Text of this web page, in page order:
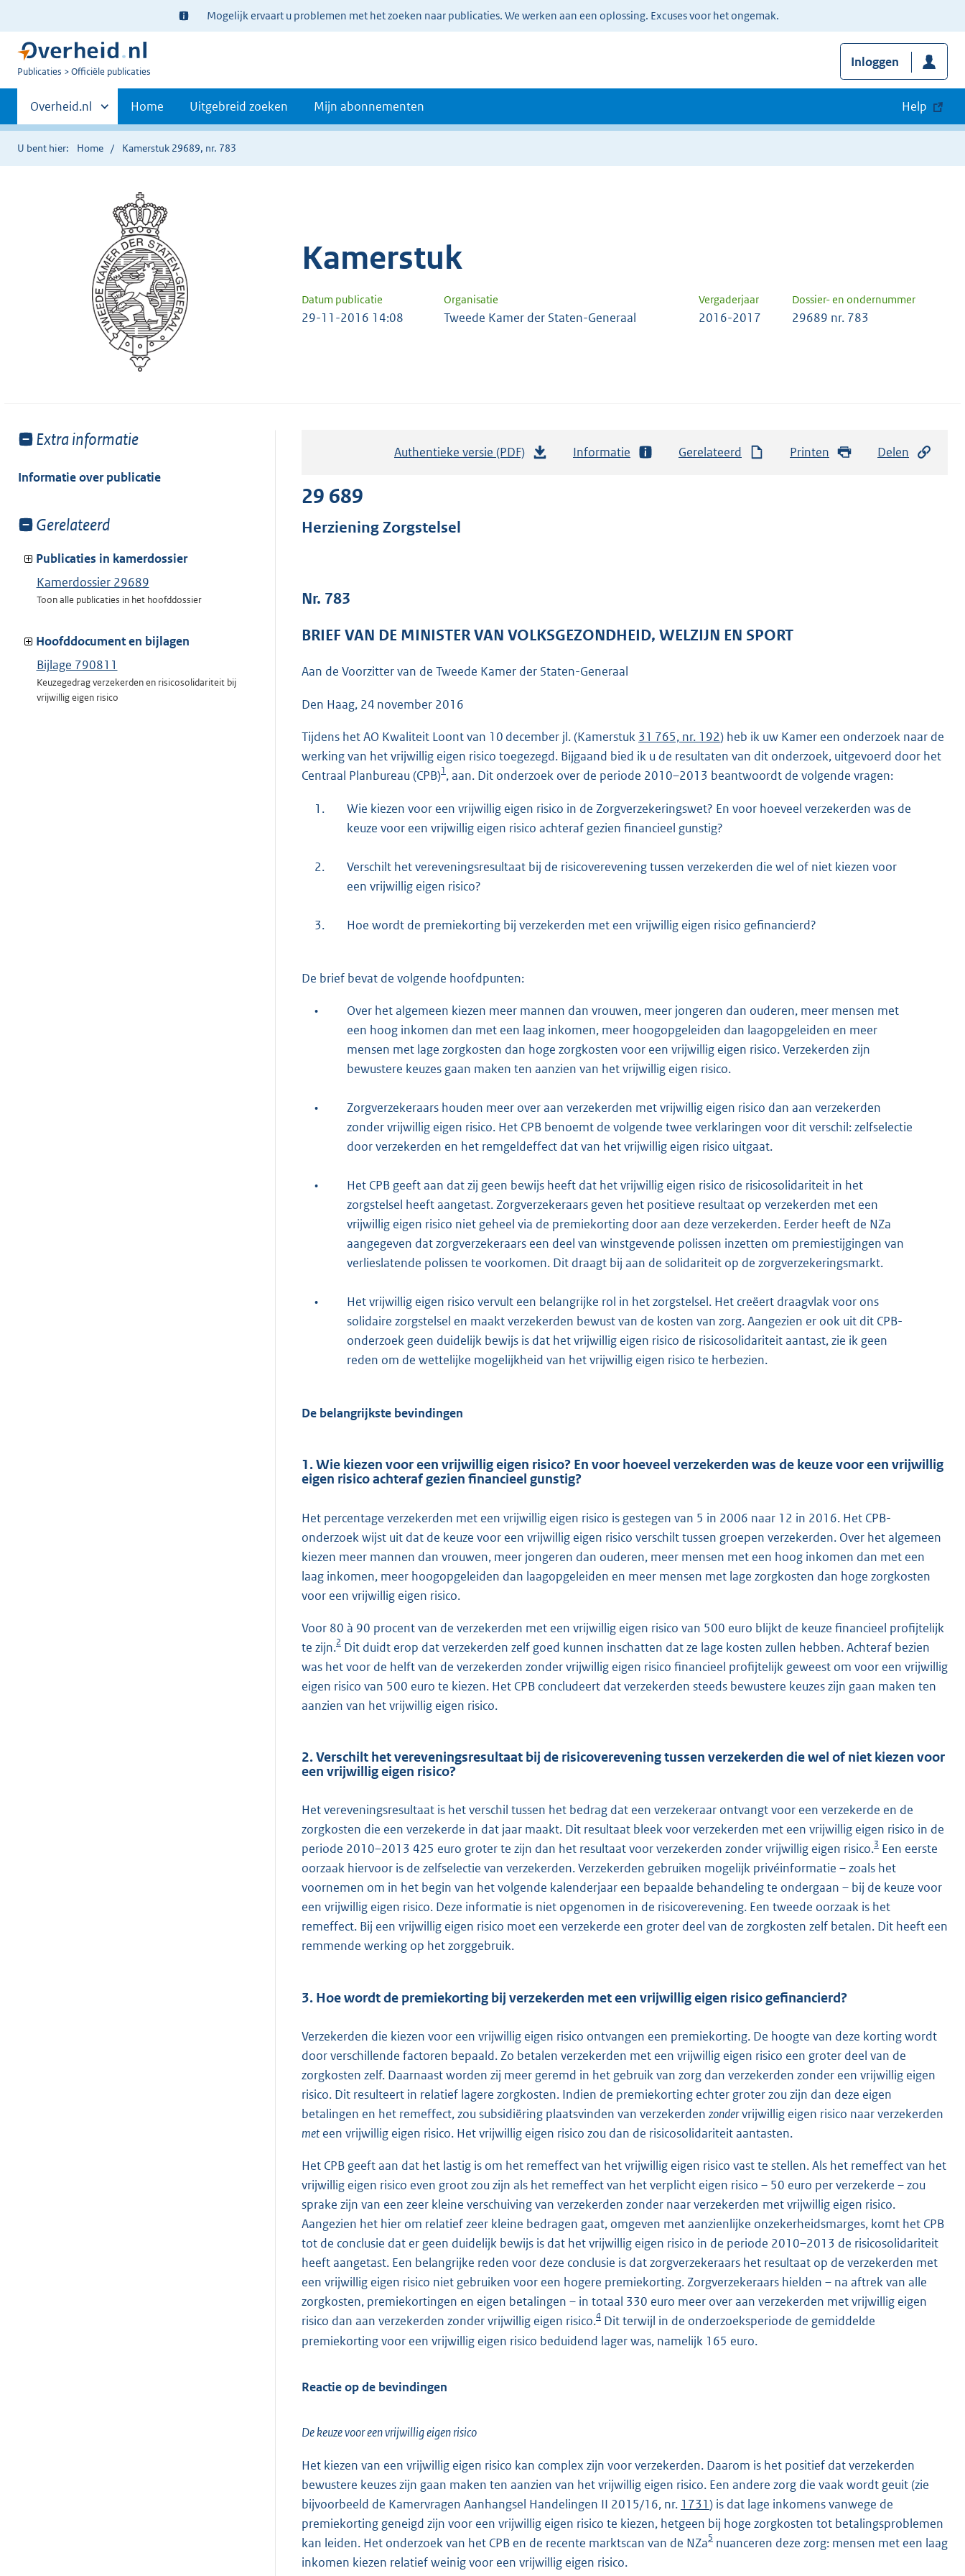
Ter
informatie:
Mogelijk ervaart u problemen met het zoeken naar publicaties. We werken aan een oplossing. Excuses voor het ongemak.
U
Publicaties Officiële publicaties
Inloggen
Primaire
navigatie
Andere
sites
binnen
Overheid.nl Home Uitgebreid zoeken Mijn abonnementen Help
U bent hier: Home Kamerstuk 29689, nr. 783
Kamerstuk
Datum publicatie Organisatie Vergaderjaar Dossier- en ondernummer
29-11-2016 14:08 Tweede Kamer der Staten-Generaal 2016-2017 29689 nr. 783
Toon
van:
Extra informatie
Informatie over publicatie
Toon
van:
Gerelateerd
Publicaties in kamerdossier
Kamerdossier 29689
Toon alle publicaties in het hoofddossier
Hoofddocument en bijlagen
Bijlage 790811
Keuzegedrag verzekerden en risicosolidariteit bij
vrijwillig eigen risico
Authentieke versie (PDF)
r
o
:
5
1
Informatie Gerelateerd Printen Delen
29 689
Herziening Zorgstelsel
Nr. 783
BRIEF VAN DE MINISTER VAN VOLKSGEZONDHEID, WELZIJN EN SPORT
Aan de Voorzitter van de Tweede Kamer der Staten-Generaal
Den Haag, 24 november 2016
Tijdens het AO Kwaliteit Loont van 10 december jl. (Kamerstuk 31 765, nr. 192) heb ik uw Kamer een onderzoek naar de
werking van het vrijwillig eigen risico toegezegd. Bijgaand bied ik u de resultaten van dit onderzoek, uitgevoerd door het
Centraal Planbureau (CPB)1, aan. Dit onderzoek over de periode 2010–2013 beantwoordt de volgende vragen:
1.
Wie kiezen voor een vrijwillig eigen risico in de Zorgverzekeringswet? En voor hoeveel verzekerden was de
keuze voor een vrijwillig eigen risico achteraf gezien financieel gunstig?
2.
Verschilt het vereveningsresultaat bij de risicoverevening tussen verzekerden die wel of niet kiezen voor
een vrijwillig eigen risico?
3. Hoe wordt de premiekorting bij verzekerden met een vrijwillig eigen risico gefinancierd?
De brief bevat de volgende hoofdpunten:
•
Over het algemeen kiezen meer mannen dan vrouwen, meer jongeren dan ouderen, meer mensen met
een hoog inkomen dan met een laag inkomen, meer hoogopgeleiden dan laagopgeleiden en meer
mensen met lage zorgkosten dan hoge zorgkosten voor een vrijwillig eigen risico. Verzekerden zijn
bewustere keuzes gaan maken ten aanzien van het vrijwillig eigen risico.
•
Zorgverzekeraars houden meer over aan verzekerden met vrijwillig eigen risico dan aan verzekerden
zonder vrijwillig eigen risico. Het CPB benoemt de volgende twee verklaringen voor dit verschil: zelfselectie
door verzekerden en het remgeldeffect dat van het vrijwillig eigen risico uitgaat.
•
Het CPB geeft aan dat zij geen bewijs heeft dat het vrijwillig eigen risico de risicosolidariteit in het
zorgstelsel heeft aangetast. Zorgverzekeraars geven het positieve resultaat op verzekerden met een
vrijwillig eigen risico niet geheel via de premiekorting door aan deze verzekerden. Eerder heeft de NZa
aangegeven dat zorgverzekeraars een deel van winstgevende polissen inzetten om premiestijgingen van
verlieslatende polissen te voorkomen. Dit draagt bij aan de solidariteit op de zorgverzekeringsmarkt.
•
Het vrijwillig eigen risico vervult een belangrijke rol in het zorgstelsel. Het creëert draagvlak voor ons
solidaire zorgstelsel en maakt verzekerden bewust van de kosten van zorg. Aangezien er ook uit dit CPB-
onderzoek geen duidelijk bewijs is dat het vrijwillig eigen risico de risicosolidariteit aantast, zie ik geen
reden om de wettelijke mogelijkheid van het vrijwillig eigen risico te herbezien.
De belangrijkste bevindingen
1. Wie kiezen voor een vrijwillig eigen risico? En voor hoeveel verzekerden was de keuze voor een vrijwillig
eigen risico achteraf gezien financieel gunstig?
Het percentage verzekerden met een vrijwillig eigen risico is gestegen van 5 in 2006 naar 12 in 2016. Het CPB-
onderzoek wijst uit dat de keuze voor een vrijwillig eigen risico verschilt tussen groepen verzekerden. Over het algemeen
kiezen meer mannen dan vrouwen, meer jongeren dan ouderen, meer mensen met een hoog inkomen dan met een
laag inkomen, meer hoogopgeleiden dan laagopgeleiden en meer mensen met lage zorgkosten dan hoge zorgkosten
voor een vrijwillig eigen risico.
Voor 80 à 90 procent van de verzekerden met een vrijwillig eigen risico van 500 euro blijkt de keuze financieel profijtelijk
te zijn.2 Dit duidt erop dat verzekerden zelf goed kunnen inschatten dat ze lage kosten zullen hebben. Achteraf bezien
was het voor de helft van de verzekerden zonder vrijwillig eigen risico financieel profijtelijk geweest om voor een vrijwillig
eigen risico van 500 euro te kiezen. Het CPB concludeert dat verzekerden steeds bewustere keuzes zijn gaan maken ten
aanzien van het vrijwillig eigen risico.
2. Verschilt het vereveningsresultaat bij de risicoverevening tussen verzekerden die wel of niet kiezen voor
een vrijwillig eigen risico?
Het vereveningsresultaat is het verschil tussen het bedrag dat een verzekeraar ontvangt voor een verzekerde en de
zorgkosten die een verzekerde in dat jaar maakt. Dit resultaat bleek voor verzekerden met een vrijwillig eigen risico in de
periode 2010–2013 425 euro groter te zijn dan het resultaat voor verzekerden zonder vrijwillig eigen risico.3 Een eerste
oorzaak hiervoor is de zelfselectie van verzekerden. Verzekerden gebruiken mogelijk privéinformatie – zoals het
voornemen om in het begin van het volgende kalenderjaar een bepaalde behandeling te ondergaan – bij de keuze voor
een vrijwillig eigen risico. Deze informatie is niet opgenomen in de risicoverevening. Een tweede oorzaak is het
remeffect. Bij een vrijwillig eigen risico moet een verzekerde een groter deel van de zorgkosten zelf betalen. Dit heeft een
remmende werking op het zorggebruik.
3. Hoe wordt de premiekorting bij verzekerden met een vrijwillig eigen risico gefinancierd?
Verzekerden die kiezen voor een vrijwillig eigen risico ontvangen een premiekorting. De hoogte van deze korting wordt
door verschillende factoren bepaald. Zo betalen verzekerden met een vrijwillig eigen risico een groter deel van de
zorgkosten zelf. Daarnaast worden zij meer geremd in het gebruik van zorg dan verzekerden zonder een vrijwillig eigen
risico. Dit resulteert in relatief lagere zorgkosten. Indien de premiekorting echter groter zou zijn dan deze eigen
betalingen en het remeffect, zou subsidiëring plaatsvinden van verzekerden zondervrijwillig eigen risico naar verzekerden
met een vrijwillig eigen risico. Het vrijwillig eigen risico zou dan de risicosolidariteit aantasten.
Het CPB geeft aan dat het lastig is om het remeffect van het vrijwillig eigen risico vast te stellen. Als het remeffect van het
vrijwillig eigen risico even groot zou zijn als het remeffect van het verplicht eigen risico – 50 euro per verzekerde – zou
sprake zijn van een zeer kleine verschuiving van verzekerden zonder naar verzekerden met vrijwillig eigen risico.
Aangezien het hier om relatief zeer kleine bedragen gaat, omgeven met aanzienlijke onzekerheidsmarges, komt het CPB
tot de conclusie dat er geen duidelijk bewijs is dat het vrijwillig eigen risico in de periode 2010–2013 de risicosolidariteit
heeft aangetast. Een belangrijke reden voor deze conclusie is dat zorgverzekeraars het resultaat op de verzekerden met
een vrijwillig eigen risico niet gebruiken voor een hogere premiekorting. Zorgverzekeraars hielden – na aftrek van alle
zorgkosten, premiekortingen en eigen betalingen – in totaal 330 euro meer over aan verzekerden met vrijwillig eigen
risico dan aan verzekerden zonder vrijwillig eigen risico.4 Dit terwijl in de onderzoeksperiode de gemiddelde
premiekorting voor een vrijwillig eigen risico beduidend lager was, namelijk 165 euro.
Reactie op de bevindingen
De keuze voor een vrijwillig eigen risico
Het kiezen van een vrijwillig eigen risico kan complex zijn voor verzekerden. Daarom is het positief dat verzekerden
bewustere keuzes zijn gaan maken ten aanzien van het vrijwillig eigen risico. Een andere zorg die vaak wordt geuit (zie
bijvoorbeeld de Kamervragen Aanhangsel Handelingen II 2015/16, nr. 1731) is dat lage inkomens vanwege de
premiekorting geneigd zijn voor een vrijwillig eigen risico te kiezen, hetgeen bij hoge zorgkosten tot betalingsproblemen
kan leiden. Het onderzoek van het CPB en de recente marktscan van de NZa5 nuanceren deze zorg: mensen met een laag
inkomen kiezen relatief weinig voor een vrijwillig eigen risico.